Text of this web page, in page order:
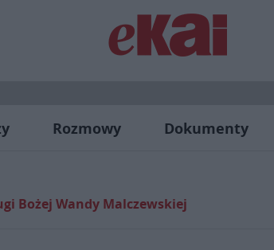
Rozmowy Dokumenty
Bożej Wandy Malczewskiej